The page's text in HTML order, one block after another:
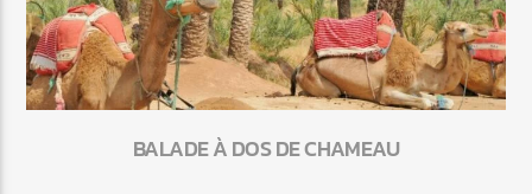
BALADE À DOS DE CHAMEAU